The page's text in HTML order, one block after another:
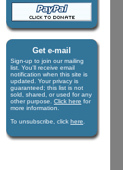
Get e-mail
Sign-up to join our mail­ing
list. You'll receive e­mail
notification when this site is
updated. Your privacy is
guaran­teed; this list is not
sold, shared, or used for any
other purpose. Click here for
more infor­mation.
To unsubscribe, click here